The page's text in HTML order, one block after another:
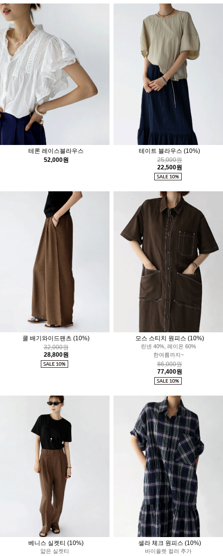
테론 레이스블라우스
52,000원
테이트 블라우스 (10%)
25,000원
22,500원
쿨 배기와이드팬츠 (10%)
32,000원
28,800원
모스 스티치 원피스 (10%)
린넨 40%, 레이온 60%
한여름까지~
86,000원
77,400원
베니스 실켓티 (10%)
얇은 실켓티
셀라 체크 원피스 (10%)
바이올렛 컬러 추가